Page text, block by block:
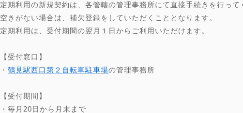
定期利用の新規契約は、各管轄の管理事務所にて直接手続きを行って
空きがない場合は、補欠登録をしていただくこととなります。
定期利用は、受付期間の翌月１日からご利用いただけます。
【受付窓口】
・ 鶴見駅西口第２自転車駐車場の管理事務所
【受付期間】
・毎月20日から月末まで